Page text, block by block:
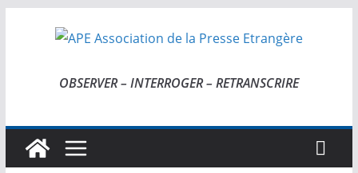
OBSERVER – INTERROGER – RETRANSCRIRE